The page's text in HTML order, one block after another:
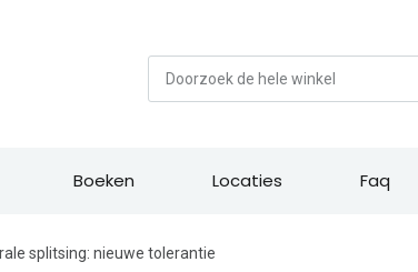
Boeken Locaties Faq
splitsing: nieuwe tolerantie